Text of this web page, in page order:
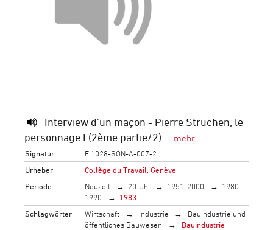
Interview d'un maçon - Pierre Struchen, le
personnage I (2ème partie/2)
Signatur
F 1028-SON-A-007-2
Urheber
Collège du Travail, Genève
Periode
Neuzeit 20. Jh. 1951-2000
1980-
1990
1983
Schlagwörter
Wirtschaft Industrie
Bauindustrie und
öffentliches Bauwesen
Bauindustrie